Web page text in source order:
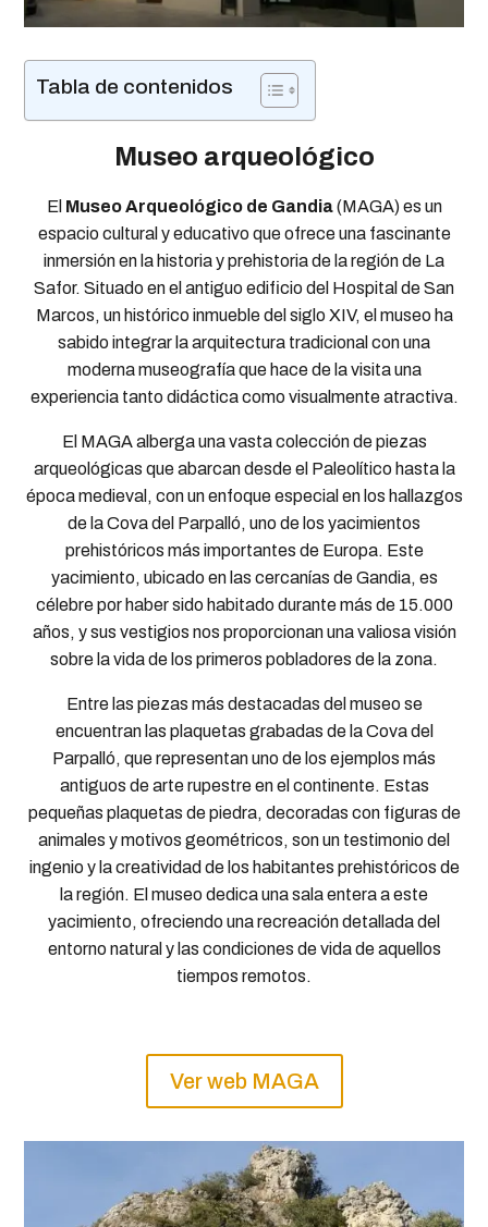
Tabla de contenidos
Museo arqueológico
El Museo Arqueológico de Gandia (MAGA) es un
espacio cultural y educativo que ofrece una fascinante
inmersión en la historia y prehistoria de la región de La
Safor. Situado en el antiguo edificio del Hospital de San
Marcos, un histórico inmueble del siglo XIV, el museo ha
sabido integrar la arquitectura tradicional con una
moderna museografía que hace de la visita una
experiencia tanto didáctica como visualmente atractiva.
El MAGA alberga una vasta colección de piezas
arqueológicas que abarcan desde el Paleolítico hasta la
época medieval, con un enfoque especial en los hallazgos
de la Cova del Parpalló, uno de los yacimientos
prehistóricos más importantes de Europa. Este
yacimiento, ubicado en las cercanías de Gandia, es
célebre por haber sido habitado durante más de 15.000
años, y sus vestigios nos proporcionan una valiosa visión
sobre la vida de los primeros pobladores de la zona.
Entre las piezas más destacadas del museo se
encuentran las plaquetas grabadas de la Cova del
Parpalló, que representan uno de los ejemplos más
antiguos de arte rupestre en el continente. Estas
pequeñas plaquetas de piedra, decoradas con figuras de
animales y motivos geométricos, son un testimonio del
ingenio y la creatividad de los habitantes prehistóricos de
la región. El museo dedica una sala entera a este
yacimiento, ofreciendo una recreación detallada del
entorno natural y las condiciones de vida de aquellos
tiempos remotos.
Ver web MAGA